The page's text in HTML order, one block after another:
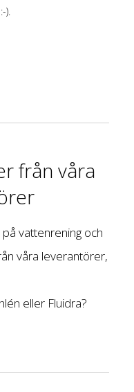
).
från våra
vattenrening och
våra leverantörer,
eller Fluidra?